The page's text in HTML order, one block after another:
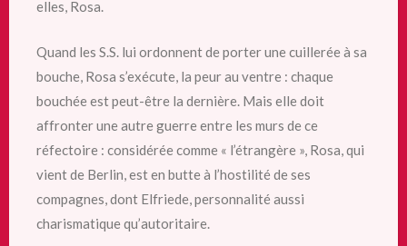
elles, Rosa.
Quand les S.S. lui ordonnent de porter une cuillerée à sa
bouche, Rosa s’exécute, la peur au ventre : chaque
bouchée est peut-être la dernière. Mais elle doit
affronter une autre guerre entre les murs de ce
réfectoire : considérée comme « l’étrangère », Rosa, qui
vient de Berlin, est en butte à l’hostilité de ses
compagnes, dont Elfriede, personnalité aussi
charismatique qu’autoritaire.